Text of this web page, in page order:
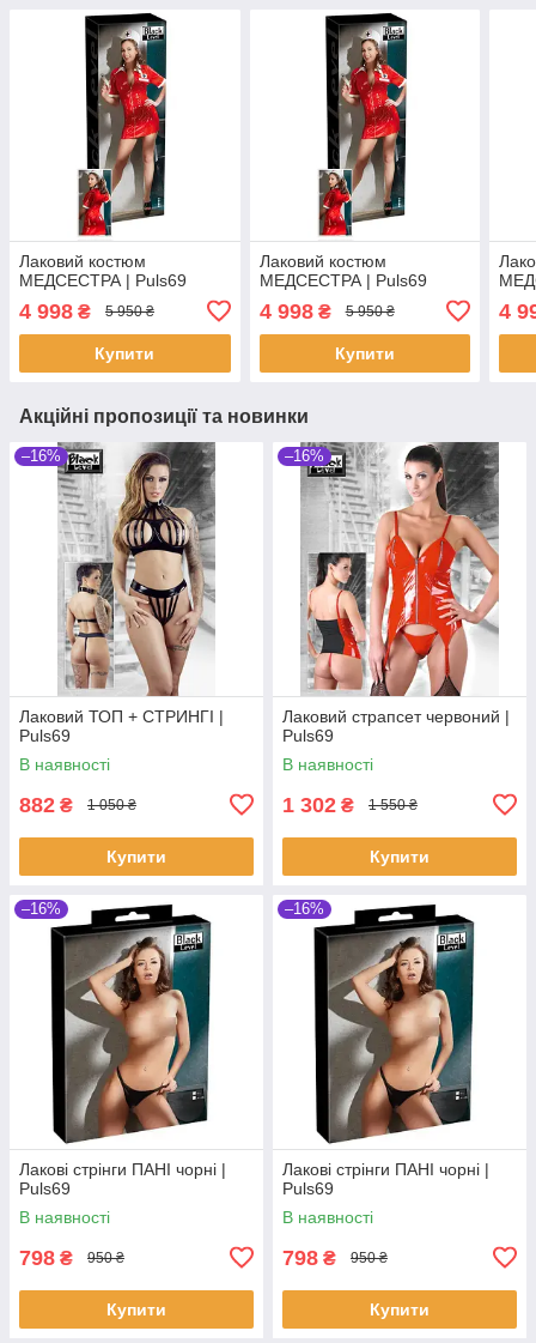
Лаковий костюм
МЕДСЕСТРА | Puls69
4 998 ₴ 5 950 ₴
Купити
Лаковий костюм
МЕДСЕСТРА | Puls69
4 998₴ 5 950 ₴
Купити
4
Акційні пропозиції та новинки
–16%
Лаковий ТОП + СТРИНГІ |
Puls69
В наявності
882 ₴ 1 050 ₴
Купити
–16%
Лаковий страпсет червоний |
Puls69
В наявності
1 302 ₴ 1 550 ₴
Купити
–16%
Лакові стрінги ПАНІ чорні |
Puls69
В наявності
798 ₴ 950 ₴
Купити
–16%
Лакові стрінги ПАНІ чорні |
Puls69
В наявності
798 ₴ 950 ₴
Купити